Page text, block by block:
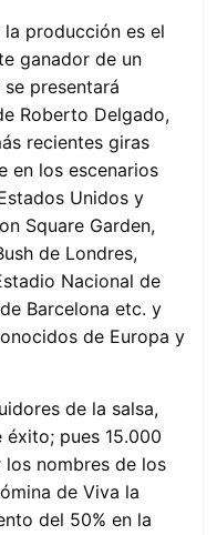
producción es el
ganador de un
se presentará
Roberto Delgado,
recientes giras
en los escenarios
Unidos y
Square Garden,
de Londres,
Nacional de
Barcelona etc. y
de Europa y
de la salsa,
pues 15.000
los nombres de los
de Viva la
del 50% en la